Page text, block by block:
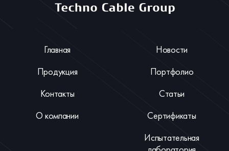
Главная
Продукция
Контакты
О компании
Новости
Портфолио
Статьи
Сертификаты
Испытательная